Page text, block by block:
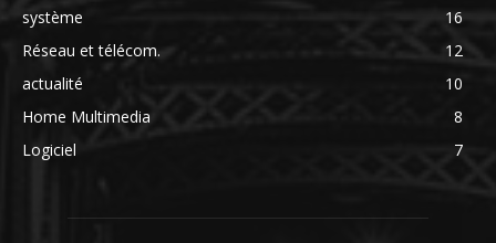
système
16
Réseau et télécom.
12
actualité
10
Home Multimedia
8
Logiciel
7